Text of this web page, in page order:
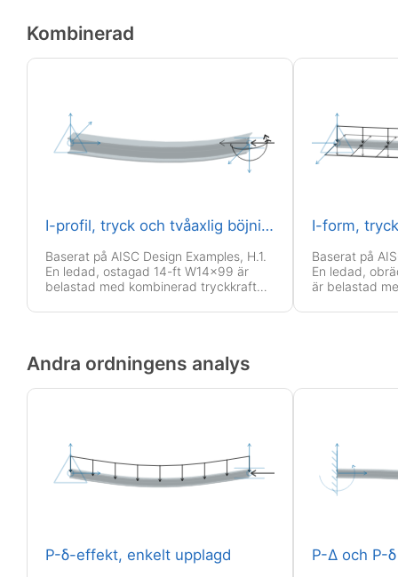
Kombinerad
I-profil, tryck och tvåaxlig böjning
Baserat på AISC Design Examples, H.1.
En ledad, ostagad 14-ft W14x99 är
belastad med kombinerad tryckkraft
Baserat på
En ledad,
är belastad
Andra ordningens analys
P-δ-effekt, enkelt upplagd P-Δ och P-